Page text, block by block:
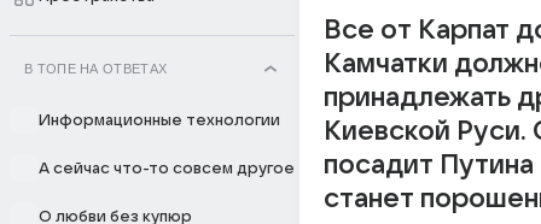
В ТОПЕ НА ОТВЕТАХ
Информационные технологии
А сейчас что-то совсем другое
О любви без купюр
Все от Карпат
Камчатки
принадлежать
Киевской Руси.
посадит Путина
станет